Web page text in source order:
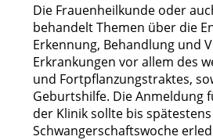
Die Frauenheilkunde oder
behandelt Themen über die
Erkennung, Behandlung und
Erkrankungen vor allem des
und Fortpflanzungstraktes,
Geburtshilfe. Die Anmeldung
der Klinik sollte bis spätestens
Schwangerschaftswoche